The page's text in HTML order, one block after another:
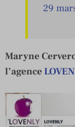
29
Maryne
l’agence